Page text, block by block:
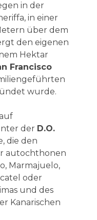
in der
in einer
über dem
den eigenen
Hektar
Francisco
wurde.
der D.O.
die den
autochthonen
Marmajuelo,
oder
und des
Kanarischen